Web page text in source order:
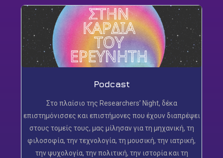
Podcast
Στο πλαίσιο της Researchers’ Night, δέκα
επιστημόνισσες και επιστήμονες που έχουν διαπρέψει
στους τομείς τους, μας μίλησαν για τη μηχανική, τη
φιλοσοφία, την τεχνολογία, τη μουσική, την ιατρική,
την ψυχολογία, την πολιτική, την ιστορία και τη